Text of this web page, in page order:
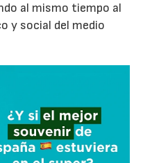
al mismo tiempo al
y social del medio